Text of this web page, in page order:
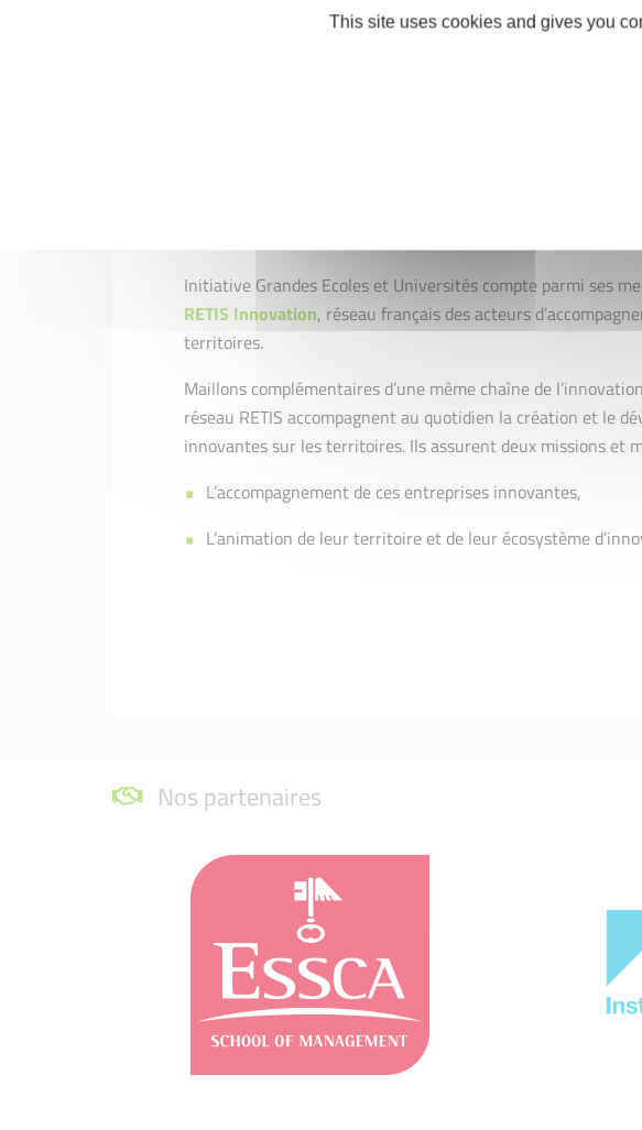
Intermédiaires) et Grandes Entreprises.
dont 30 dédiés aux scale-up, permettent de répondre au
Initiative Grandes Ecoles et Universités compte parmi ses
RETIS Innovation, réseau français des acteurs
territoires.
Maillons complémentaires d’une même chaîne de
réseau RETIS accompagnent au quotidien la création et le
innovantes sur les territoires. Ils assurent deux missions et
L’accompagnement de ces entreprises innovantes,
L’animation de leur territoire et de leur écosystème
Nos partenaires
This site uses cookies and gives you